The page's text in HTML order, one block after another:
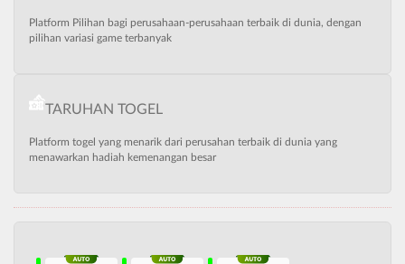
Platform Pilihan bagi perusahaan-perusahaan terbaik di dunia, dengan
pilihan variasi game terbanyak
TARUHAN TOGEL
Platform togel yang menarik dari perusahan terbaik di dunia yang
menawarkan hadiah kemenangan besar